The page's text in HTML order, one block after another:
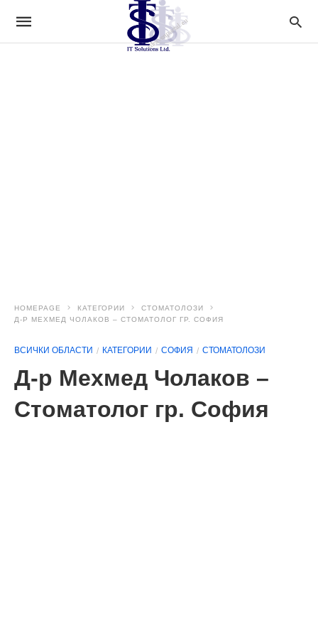
HOMEPAGE КАТЕГОРИИ
СТОМАТОЛОЗИ
Д-Р МЕХМЕД ЧОЛАКОВ – СТОМАТОЛОГ ГР. СОФИЯ
ВСИЧКИ ОБЛАСТИ КАТЕГОРИИ СОФИЯ СТОМАТОЛОЗИ
Д-р Мехмед Чолаков –
Стоматолог гр. София